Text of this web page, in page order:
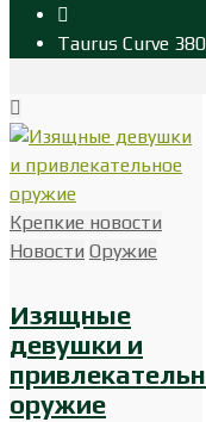
Taurus Curve
Крепкие новости
Новости Оружие
Изящные
девушки и
оружие